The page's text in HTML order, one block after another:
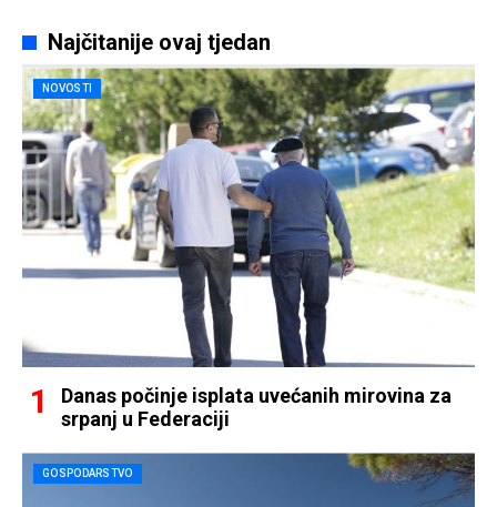
Najčitanije ovaj tjedan
NOVOSTI
Danas počinje isplata uvećanih mirovina za
srpanj u Federaciji
GOSPODARSTVO